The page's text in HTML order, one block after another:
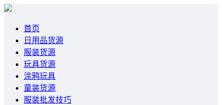
首页
日用品货源
服装货源
玩具货源
涂鸦玩具
童装货源
服装批发技巧